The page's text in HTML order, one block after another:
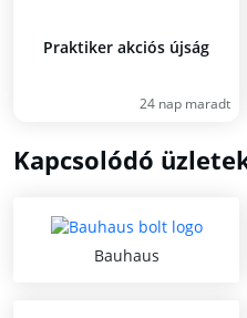
Praktiker akciós újság
24 nap maradt
Kapcsolódó
Bauhaus